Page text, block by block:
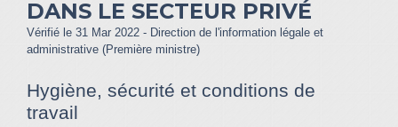
DANS LE SECTEUR PRIVÉ
Vérifié le 31 Mar 2022 - Direction de l'information légale et
administrative (Première ministre)
Hygiène, sécurité et conditions de
travail